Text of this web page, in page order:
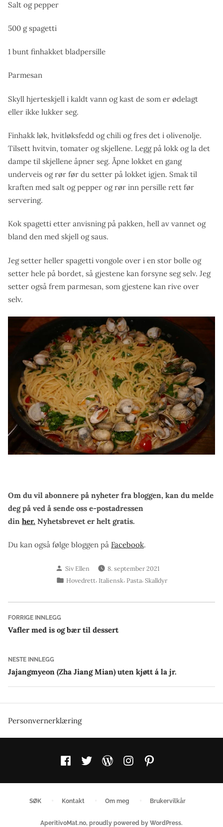
Salt og pepper
500 g spagetti
1 bunt finhakket bladpersille
Parmesan
Skyll hjerteskjell i kaldt vann og kast de som er ødelagt
eller ikke lukker seg.
Finhakk løk, hvitløksfedd og chili og fres det i olivenolje.
Tilsett hvitvin, tomater og skjellene. Legg på lokk og la det
dampe til skjellene åpner seg. Åpne lokket en gang
underveis og rør før du setter på lokket igjen. Smak til
kraften med salt og pepper og rør inn persille rett før
servering.
Kok spagetti etter anvisning på pakken, hell av vannet og
bland den med skjell og saus.
Jeg setter heller spagetti vongole over i en stor bolle og
setter hele på bordet, så gjestene kan forsyne seg selv. Jeg
setter også frem parmesan, som gjestene kan rive over
selv.
Om du vil abonnere på nyheter fra bloggen, kan du melde
deg på ved å sende oss e-postadressen
din her. Nyhetsbrevet er helt gratis.
Du kan også følge bloggen på Facebook.
Skrevet
av
Siv Ellen
8. september 2021
Publisert
Hovedrett, Italiensk, Pasta,Skalldyr
Innleggsnavigasjon
FORRIGE INNLEGGForrige
innlegg:
Vafler med is og bær til dessert
NESTE INNLEGGNeste
innlegg:
Jajangmyeon (Zha Jiang Mian) uten kjøtt á la jr.
Personvernerklæring
FacebookTwitter WordPressInstagramPinterest
SØK Kontakt Om meg Brukervilkår
AperitivoMat.no, proudly powered by WordPress.